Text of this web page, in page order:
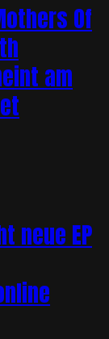
Of
am
neue EP